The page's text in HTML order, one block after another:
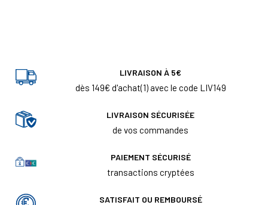
LIVRAISON À 5€
dès 149€ d'achat(1) avec le code LIV149
LIVRAISON SÉCURISÉE
de vos commandes
PAIEMENT SÉCURISÉ
transactions cryptées
SATISFAIT OU REMBOURSÉ